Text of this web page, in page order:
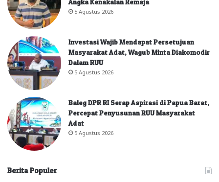
5 Agustus 2026
Investasi Wajib Mendapat Persetujuan
Masyarakat Adat, Wagub Minta Diakomodir
Dalam RUU
5 Agustus 2026
Baleg DPR RI Serap Aspirasi di Papua Barat,
Percepat Penyusunan RUU Masyarakat
Adat
5 Agustus 2026
Berita Populer